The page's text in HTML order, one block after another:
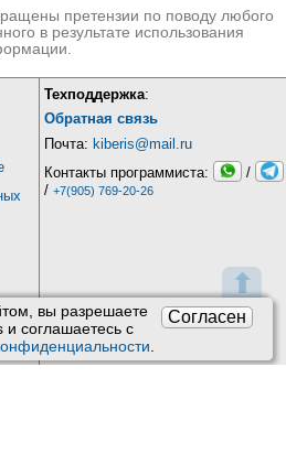
⬆
Согласен
вы разрешаете
и соглашаетесь с
.
претензии по поводу любого
в результате использования
Техподдержка:
Обратная связь
Почта: kiberis@mail.ru
Контакты программиста:
/
/ +7(905) 769-20-26